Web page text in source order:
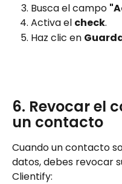
Busca el campo
Activa el check.
Haz clic en
6. Revocar el
un contacto
Cuando un contacto
datos, debes revocar
Clientify: